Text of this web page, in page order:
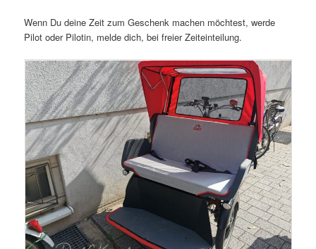
Wenn Du deine Zeit zum Geschenk machen möchtest, werde
Pilot oder Pilotin, melde dich, bei freier Zeiteinteilung.